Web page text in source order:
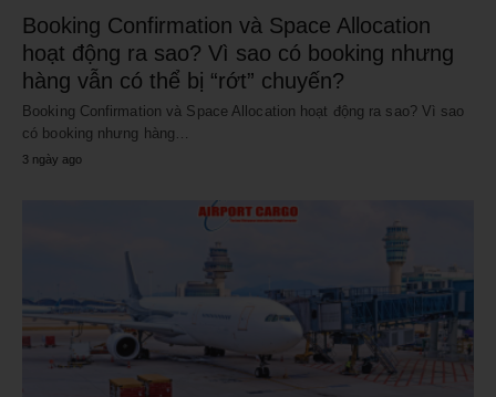
Booking Confirmation và Space Allocation
hoạt động ra sao? Vì sao có booking nhưng
hàng vẫn có thể bị “rớt” chuyến?
Booking Confirmation và Space Allocation hoạt động ra sao? Vì sao
có booking nhưng hàng…
3 ngày ago